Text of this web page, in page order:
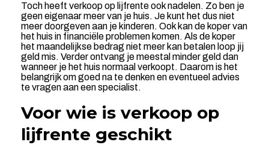
Toch heeft verkoop op lijfrente ook nadelen. Zo ben je
geen eigenaar meer van je huis. Je kunt het dus niet
meer doorgeven aan je kinderen. Ook kan de koper van
het huis in financiële problemen komen. Als de koper
het maandelijkse bedrag niet meer kan betalen loop jij
geld mis. Verder ontvang je meestal minder geld dan
wanneer je het huis normaal verkoopt. Daarom is het
belangrijk om goed na te denken en eventueel advies
te vragen aan een specialist.
Voor wie is verkoop op
lijfrente geschikt